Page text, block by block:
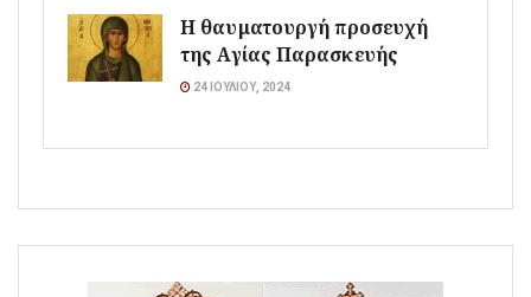
Η θαυματουργή προσευχή
της Αγίας Παρασκευής
24 ΙΟΥΛΊΟΥ, 2024